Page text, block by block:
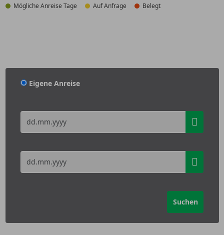
Mögliche Anreise Tage Auf Anfrage Belegt
Eigene Anreise